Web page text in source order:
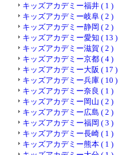
キッズアカデミー福井 ( 1 )
キッズアカデミー岐阜 ( 2 )
キッズアカデミー静岡 ( 2 )
キッズアカデミー愛知 ( 13 )
キッズアカデミー滋賀 ( 2 )
キッズアカデミー京都 ( 4 )
キッズアカデミー大阪 ( 17 )
キッズアカデミー兵庫 ( 10 )
キッズアカデミー奈良 ( 1 )
キッズアカデミー岡山 ( 2 )
キッズアカデミー広島 ( 2 )
キッズアカデミー福岡 ( 3 )
キッズアカデミー長崎 ( 1 )
キッズアカデミー熊本 ( 1 )